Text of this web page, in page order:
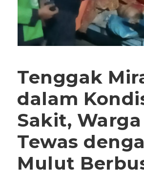
Tenggak
dalam
Sakit,
Tewas
Mulut